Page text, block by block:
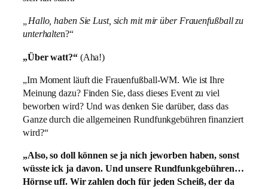
„Hallo, haben Sie Lust, sich mit mir über Frauenfußball zu
unterhalten?“
„Über watt?“ (Aha!)
„Im Moment läuft die Frauenfußball-WM. Wie ist Ihre
Meinung dazu? Finden Sie, dass dieses Event zu viel
beworben wird? Und was denken Sie darüber, dass das
Ganze durch die allgemeinen Rundfunkgebühren finanziert
wird?“
„Also, so doll können se ja nich jeworben haben, sonst
wüsste ick ja davon. Und unsere Rundfunkgebühren…
Hörnse uff. Wir zahlen doch für jeden Scheiß, der da